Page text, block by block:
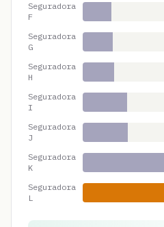
Seguradora
F
Seguradora
G
Seguradora
H
Seguradora
I
Seguradora
J
Seguradora
K
Seguradora
L